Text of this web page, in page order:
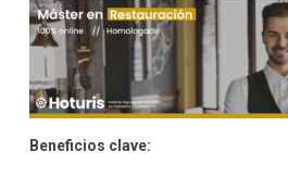
Beneficios clave: